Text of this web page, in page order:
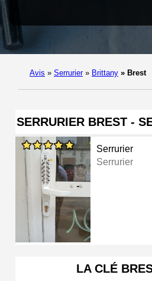
Avis » Serrurier » Brittany » Brest
SERRURIER BREST -
Serrurier
Serrurier
LA CLÉ